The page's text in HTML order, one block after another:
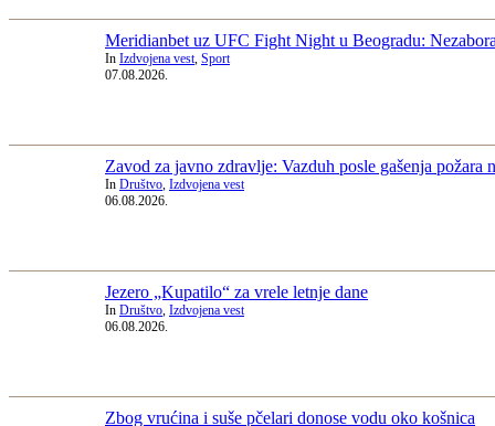
Meridianbet uz UFC Fight Night u Beogradu:
In Izdvojena vest, Sport
07.08.2026.
Zavod za javno zdravlje: Vazduh posle gašenja požara
In Društvo, Izdvojena vest
06.08.2026.
Jezero „Kupatilo“ za vrele letnje dane
In Društvo, Izdvojena vest
06.08.2026.
Zbog vrućina i suše pčelari donose vodu oko košnica